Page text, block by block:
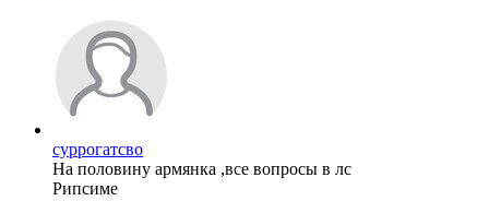
суррогатсво
На половину армянка ,все вопросы в лс
Рипсиме